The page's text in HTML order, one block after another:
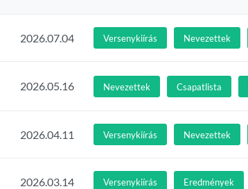
2026.07.04 Versenykiírás Nevezettek
2026.05.16 Nevezettek Csapatlista
2026.04.11 Versenykiírás Nevezettek
2026.03.14 Versenykiírás Eredmények